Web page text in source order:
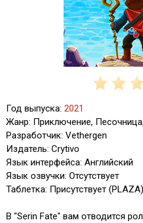
Год выпуска: 2021
Жанр: Приключение,
Разработчик: Vethergen
Издатель: Crytivo
Язык интерфейса: Английский
Язык озвучки: Отсутствует
Таблетка: Присутствует (PLAZA)
В "Serin Fate" вам отводится